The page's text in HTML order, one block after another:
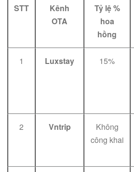
STT
Kênh
OTA
Tỷ lệ %
hoa
hồng
1 Luxstay 15%
2 Vntrip
Không
công khai